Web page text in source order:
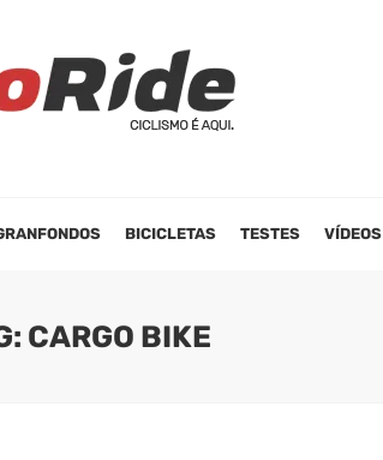
BICICLETAS TESTES VÍDEOS
CARGO BIKE